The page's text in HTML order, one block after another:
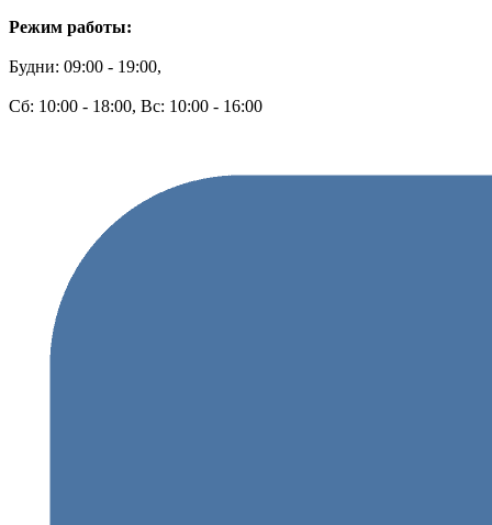
Режим работы:
Будни: 09:00 - 19:00,
Сб: 10:00 - 18:00, Вс: 10:00 - 16:00